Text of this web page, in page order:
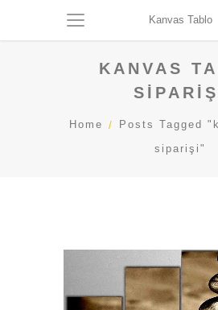
Kanvas Tablo
KANVAS
Home
Posts Tagged
siparişi"